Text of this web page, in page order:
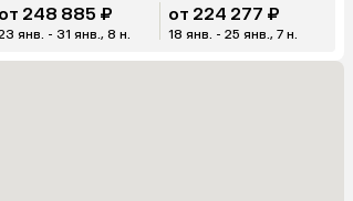
от 248 885 ₽
янв. - 31 янв., 8 н.
от 224 277 ₽
18 янв. - 25 янв., 7 н.